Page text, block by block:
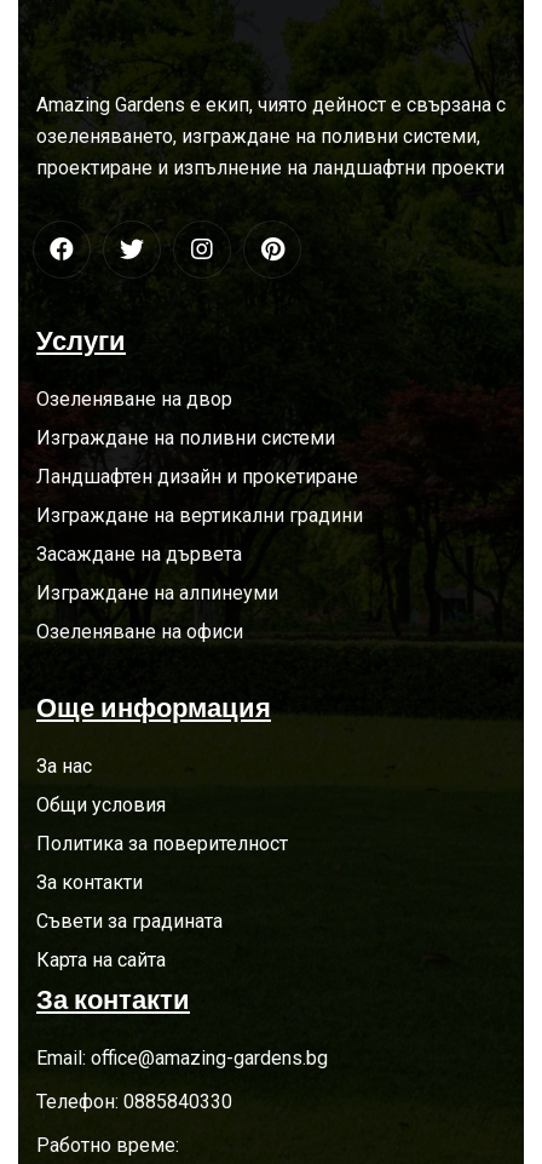
Занас
Amazing Gardens е екип, чиято дейност е свързана с
озеленяването, изграждане на поливни системи,
проектиране и изпълнение на ландшафтни проекти
Услуги
Озеленяване на двор
Изграждане на поливни системи
Ландшафтен дизайн и прокетиране
Изграждане на вертикални градини
Засаждане на дървета
Изграждане на алпинеуми
Озеленяване на офиси
Още информация
За нас
Общи условия
Политика за поверителност
За контакти
Съвети за градината
Карта на сайта
За контакти
Email: office@amazing-gardens.bg
Телефон: 0885840330
Работно време: